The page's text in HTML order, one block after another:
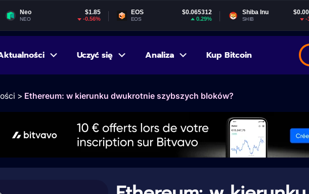
EOS $0.065312
EOS
Shiba Inu $0.000005
SHIB
Uczyć się Analiza Kup Bitcoin
> Ethereum: w kierunku dwukrotnie szybszych bloków?